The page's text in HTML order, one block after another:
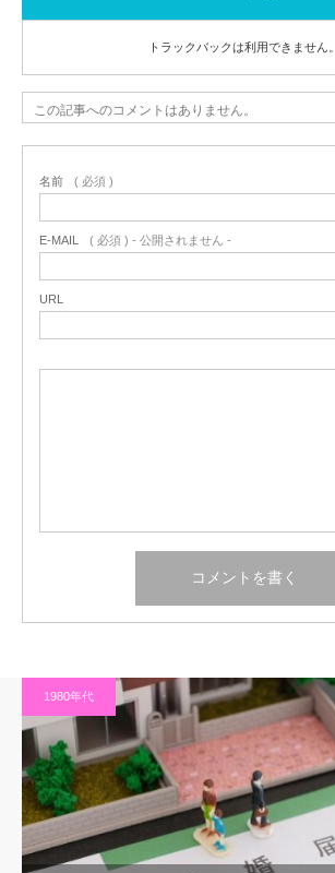
トラックバックは利用できません。
この記事へのコメントはありません。
名前 ( 必須 )
E-MAIL ( 必須 ) - 公開されません -
URL
1980年代